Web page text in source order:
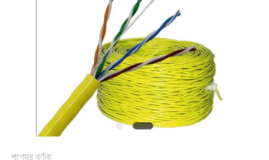
পণ্যের বর্ণনা